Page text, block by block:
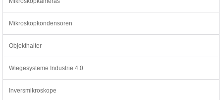
Mikroskopkondensoren
Objekthalter
Wiegesysteme Industrie 4.0
Inversmikroskope